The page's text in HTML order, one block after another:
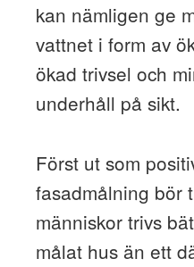
kan nämligen ge
vattnet i form av
ökad trivsel och
underhåll på sikt.
Först ut som
fasadmålning bör
människor trivs
målat hus än ett